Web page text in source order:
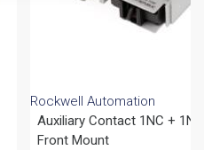
Rockwell Automation
Auxiliary Contact 1NC + 1NO
Front Mount